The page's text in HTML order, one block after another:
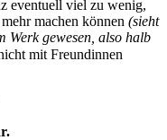
eventuell viel zu wenig,
machen können (sieht
Werk gewesen, also halb
mit Freundinnen